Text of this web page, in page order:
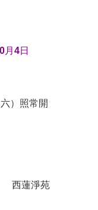
月4日
）照常開
西蓮淨苑